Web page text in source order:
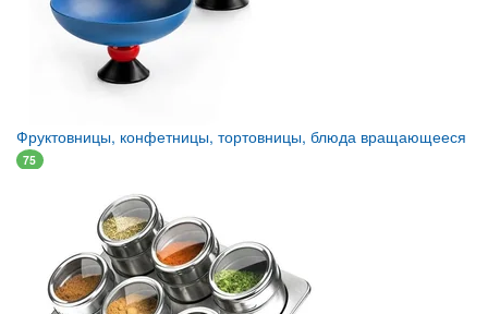
Фруктовницы, конфетницы, тортовницы, блюда вращающееся
75